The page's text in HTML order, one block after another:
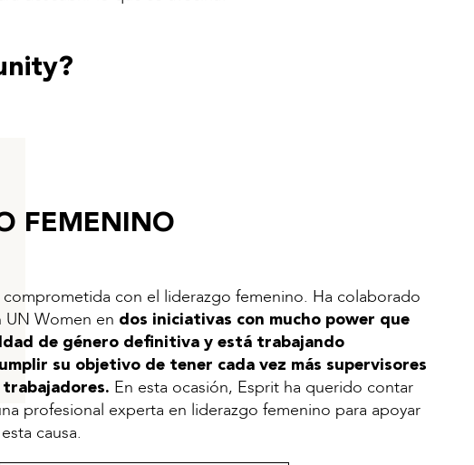
FEMENINO
comprometida con el liderazgo femenino. Ha colaborado
Women en dos iniciativas con mucho power que
de género definitiva y está trabajando
su objetivo de tener cada vez más supervisores
En esta ocasión, Esprit ha querido contar
profesional experta en liderazgo femenino para apoyar
causa.